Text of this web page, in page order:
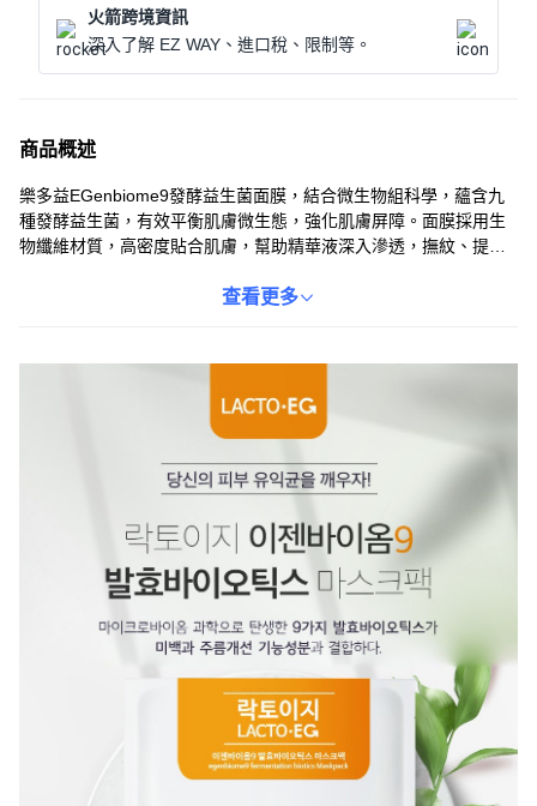
火箭跨境資訊
深入了解 EZ WAY、進口稅、限制等。
商品概述
樂多益EGenbiome9發酵益生菌面膜，結合微生物組科學，蘊含九
種發酵益生菌，有效平衡肌膚微生態，強化肌膚屏障。面膜採用生
物纖維材質，高密度貼合肌膚，幫助精華液深入滲透，撫紋、提亮
緩成分，為肌膚補充水分，舒緩鎮靜。持續使用，能有效提升肌膚
查看更多